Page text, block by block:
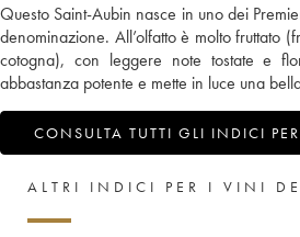
Questo Saint-Aubin nasce in uno dei
denominazione. All’olfatto è molto fruttato
cotogna), con leggere note tostate e
abbastanza potente e mette in luce una
CONSULTA TUTTI GLI INDICI
ALTRI INDICI PER I VINI